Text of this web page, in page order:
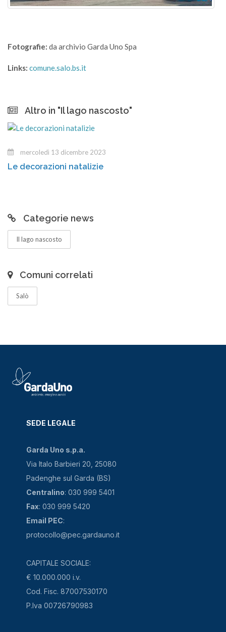
Fotografie: da archivio Garda Uno Spa
Links: comune.salo.bs.it
Altro in "Il lago nascosto"
Categorie news
Il lago nascosto
Comuni correlati
Salò
SEDE LEGALE
Garda Uno s.p.a.
Via Italo Barbieri 20, 25080
Padenghe sul Garda (BS)
Centralino: 030 999 5401
Fax: 030 999 5420
Email PEC:
protocollo@pec.gardauno.it
CAPITALE SOCIALE:
€ 10.000.000 i.v.
Cod. Fisc. 87007530170
P.Iva 00726790983